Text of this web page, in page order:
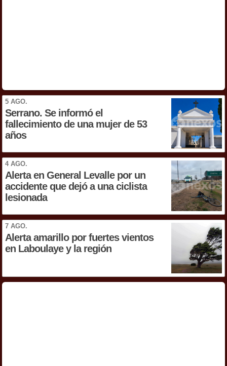
5 AGO.
Serrano. Se informó el
fallecimiento de una mujer de 53
años
4 AGO.
Alerta en General Levalle por un
accidente que dejó a una ciclista
lesionada
7 AGO.
Alerta amarillo por fuertes vientos
en Laboulaye y la región